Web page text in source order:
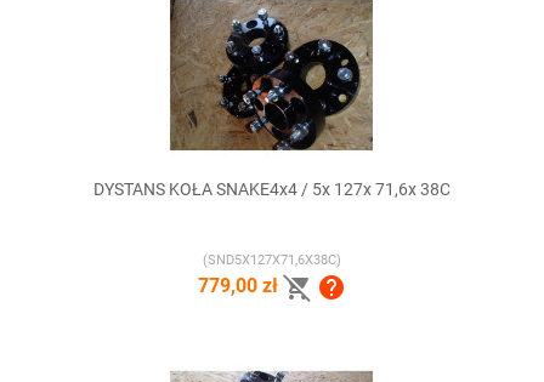
DYSTANS KOŁA SNAKE4x4 / 5x 127x 71,6x 38C
(SND5X127X71,6X38C)
779,00 zł  